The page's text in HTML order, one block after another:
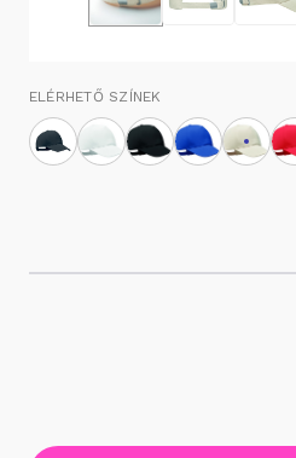
ELÉRHETŐ SZÍNEK